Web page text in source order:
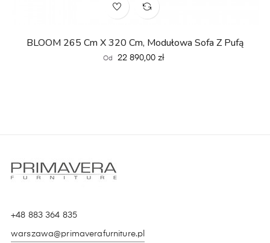
BLOOM 265 Cm X 320 Cm, Modułowa Sofa Z Pufą
Od Cena
22 890,00 zł
+48 883 364 835
warszawa@primaverafurniture.pl